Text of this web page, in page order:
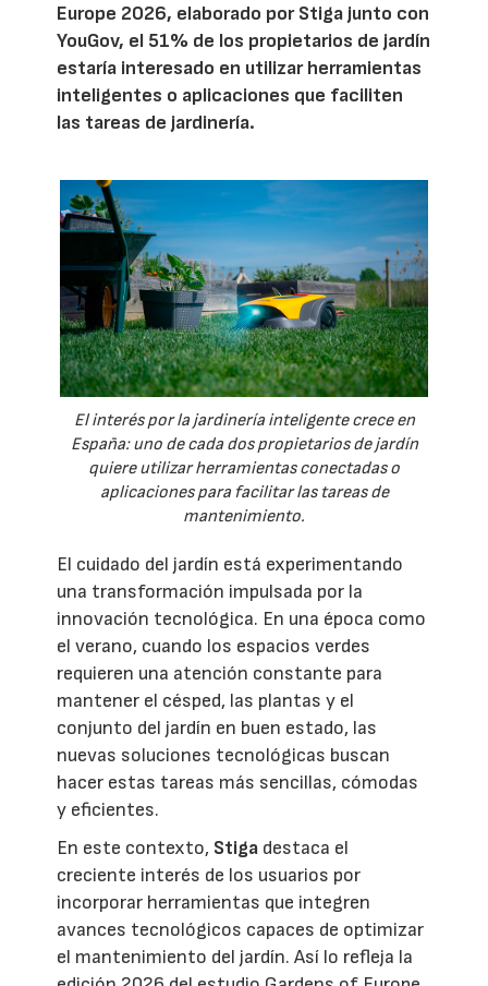
Europe 2026, elaborado por Stiga junto con
YouGov, el 51% de los propietarios de jardín
estaría interesado en utilizar herramientas
inteligentes o aplicaciones que faciliten
las tareas de jardinería.
El interés por la jardinería inteligente crece en
España: uno de cada dos propietarios de jardín
quiere utilizar herramientas conectadas o
aplicaciones para facilitar las tareas de
mantenimiento.
El cuidado del jardín está experimentando
una transformación impulsada por la
innovación tecnológica. En una época como
el verano, cuando los espacios verdes
requieren una atención constante para
mantener el césped, las plantas y el
conjunto del jardín en buen estado, las
nuevas soluciones tecnológicas buscan
hacer estas tareas más sencillas, cómodas
y eficientes.
En este contexto, Stiga destaca el
creciente interés de los usuarios por
incorporar herramientas que integren
avances tecnológicos capaces de optimizar
el mantenimiento del jardín. Así lo refleja la